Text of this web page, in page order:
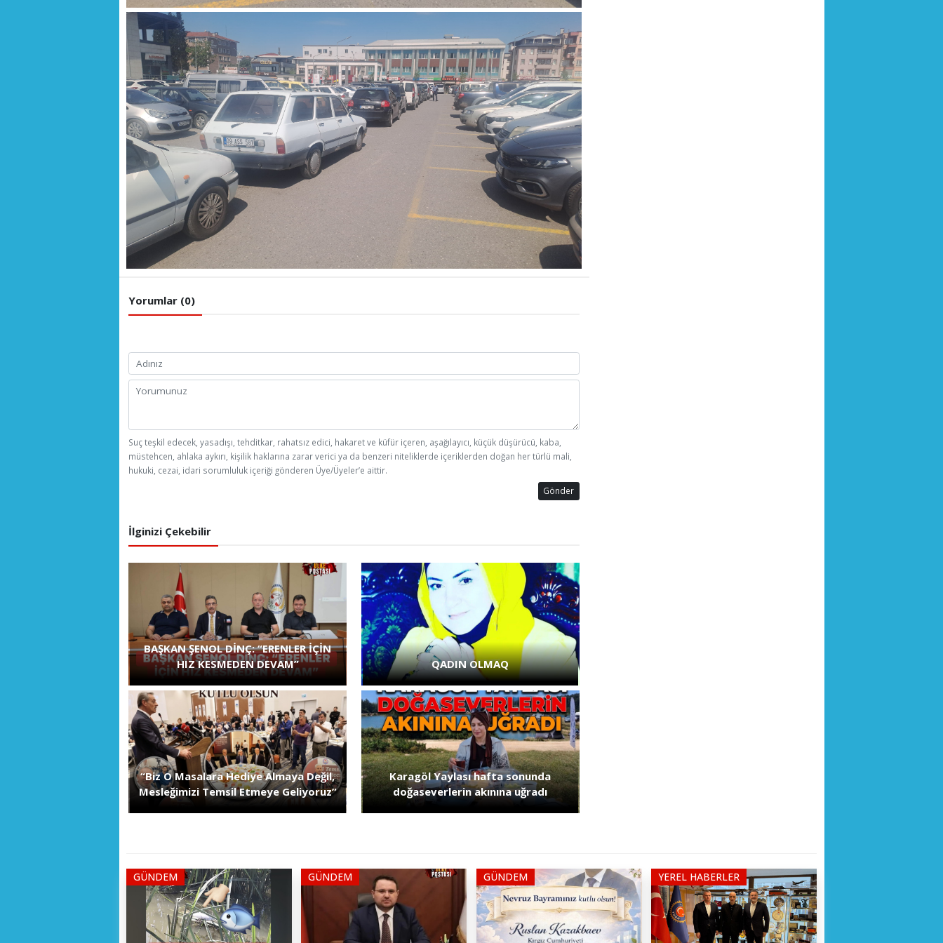
Yorumlar (0)
Suç teşkil edecek, yasadışı, tehditkar, rahatsız edici, hakaret ve küfür içeren, aşağılayıcı, küçük düşürücü, kaba,
müstehcen, ahlaka aykırı, kişilik haklarına zarar verici ya da benzeri niteliklerde içeriklerden doğan her türlü mali,
hukuki, cezai, idari sorumluluk içeriği gönderen Üye/Üyeler’e aittir.
Gönder
İlginizi Çekebilir
BAŞKAN ŞENOL DİNÇ: “ERENLER İÇİN
HIZ KESMEDEN DEVAM”
QADIN OLMAQ
“Biz O Masalara Hediye Almaya Değil,
Mesleğimizi Temsil Etmeye Geliyoruz”
Karagöl Yaylası hafta sonunda
doğaseverlerin akınına uğradı
GÜNDEM GÜNDEM GÜNDEM YEREL HABERLER